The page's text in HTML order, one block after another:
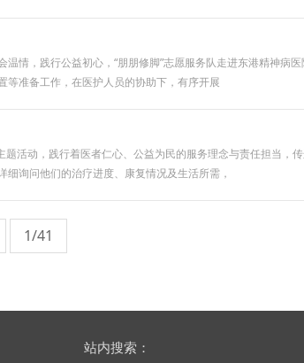
情，践行公益初心，“朋朋修脚”志愿服务队走进东港精神病
准备工作，在医护人员的协助下，有序开展
活动，践行着医者仁心、公益为民的服务理念与责任担当，
询问他们的治疗进度、康复情况及生活所需，
1/41
站内搜索：